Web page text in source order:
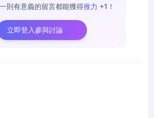
則有意義的留言都能獲得推力 +1 ！
立即登入參與討論